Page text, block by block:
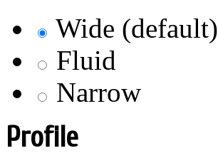
Wide (default)
Fluid
Narrow
Profile